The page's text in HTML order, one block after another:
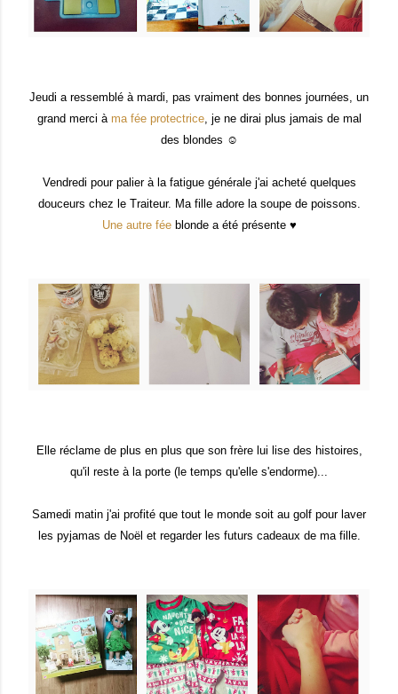
Jeudi a ressemblé à mardi, pas vraiment des bonnes journées, un
grand merci à ma fée protectrice, je ne dirai plus jamais de mal
des blondes ☺
Vendredi pour palier à la fatigue générale j'ai acheté quelques
douceurs chez le Traiteur. Ma fille adore la soupe de poissons.
Une autre féeblonde a été présente ♥
Elle réclame de plus en plus que son frère lui lise des histoires,
qu'il reste à la porte (le temps qu'elle s'endorme)...
Samedi matin j'ai profité que tout le monde soit au golf pour laver
les pyjamas de Noël et regarder les futurs cadeaux de ma fille.